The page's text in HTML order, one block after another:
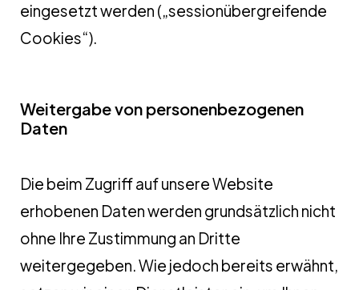
eingesetzt werden („sessionübergreifende
Cookies“).
Weitergabe von personenbezogenen
Daten
Die beim Zugriff auf unsere Website
erhobenen Daten werden grundsätzlich nicht
ohne Ihre Zustimmung an Dritte
weitergegeben. Wie jedoch bereits erwähnt,